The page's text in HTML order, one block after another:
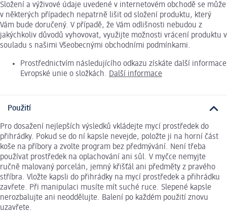
Složení a výživové údaje uvedené v internetovém obchodě se může
v některých případech nepatrně lišit od složení produktu, který
Vám bude doručený. V případě, že Vám odlišnosti nebudou z
jakýchkoliv důvodů vyhovovat, využijte možnosti vrácení produktu v
souladu s našimi Všeobecnými obchodními podmínkami.
Prostřednictvím následujícího odkazu získáte další informace
Evropské unie o složkách. Další informace
Použití
Pro dosažení nejlepších výsledků vkládejte mycí prostředek do
přihrádky. Pokud se do ní kapsle nevejde, položte ji na horní část
koše na příbory a zvolte program bez předmývání. Není třeba
používat prostředek na oplachování ani sůl. V myčce nemyjte
ručně malovaný porcelán, jemný křišťál ani předměty z pravého
stříbra. Vložte kapsli do přihrádky na mycí prostředek a přihrádku
zavřete. Při manipulaci musíte mít suché ruce. Slepené kapsle
nerozbalujte ani neoddělujte. Balení po každém použití znovu
uzavřete.